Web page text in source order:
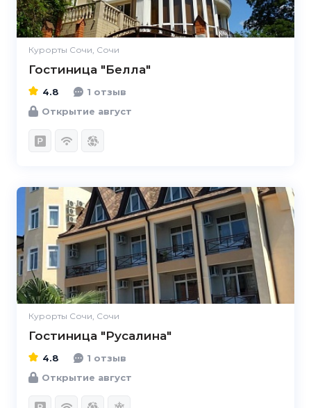
Курорты Сочи, Сочи
Гостиница "Белла"
4.8
1 отзыв
Открытие август
Курорты Сочи, Сочи
Гостиница "Русалина"
4.8
1 отзыв
Открытие август